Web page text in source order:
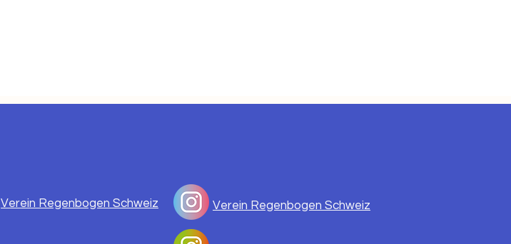
Verein Regenbogen Schweiz
Verein Regenbogen Schweiz